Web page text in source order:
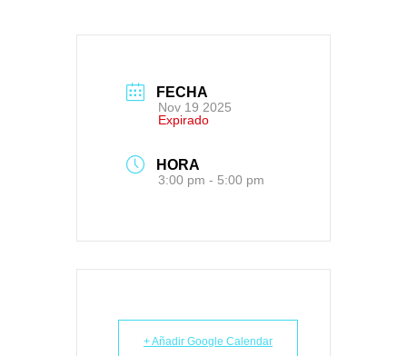
FECHA
Nov 19 2025
Expirado
HORA
3:00 pm - 5:00 pm
+ Añadir Google Calendar